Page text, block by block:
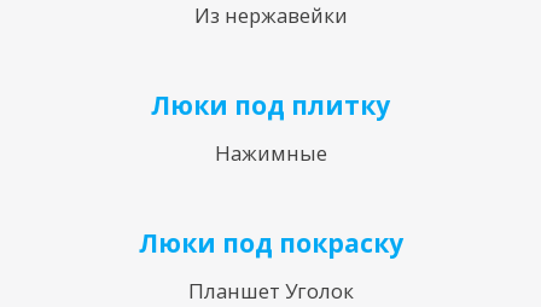
Из нержавейки
Люки под плитку
Нажимные
Люки под покраску
Планшет Уголок